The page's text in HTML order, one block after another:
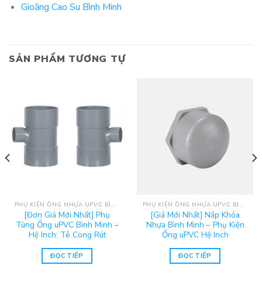
Gioăng Cao Su Bình Minh
SẢN PHẨM TƯƠNG TỰ
PHỤ KIỆN ỐNG NHỰA UPVC BÌNH MINH
[Đơn Giá Mới Nhất] Phụ
Tùng Ống uPVC Bình Minh –
Hệ Inch: Tê Cong Rút
ĐỌC TIẾP
PHỤ KIỆN ỐNG NHỰA UPVC BÌNH MINH
[Giá Mới Nhất] Nắp Khóa
Nhựa Bình Minh – Phụ Kiện
Ống uPVC Hệ Inch
ĐỌC TIẾP